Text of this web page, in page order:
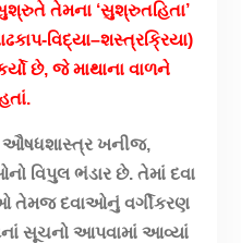
તેમના ‘સુશ્રુતહિતા’
વિદ્યા–શસ્ત્રક્રિયા)
છે, જે માથાના વાળને
ઔષધશાસ્ત્ર ખનીજ,
વિપુલ ભંડાર છે. તેમાં દવા
તેમજ દવાઓનું વર્ગીકરણ
સૂચનો આપવામાં આવ્યાં